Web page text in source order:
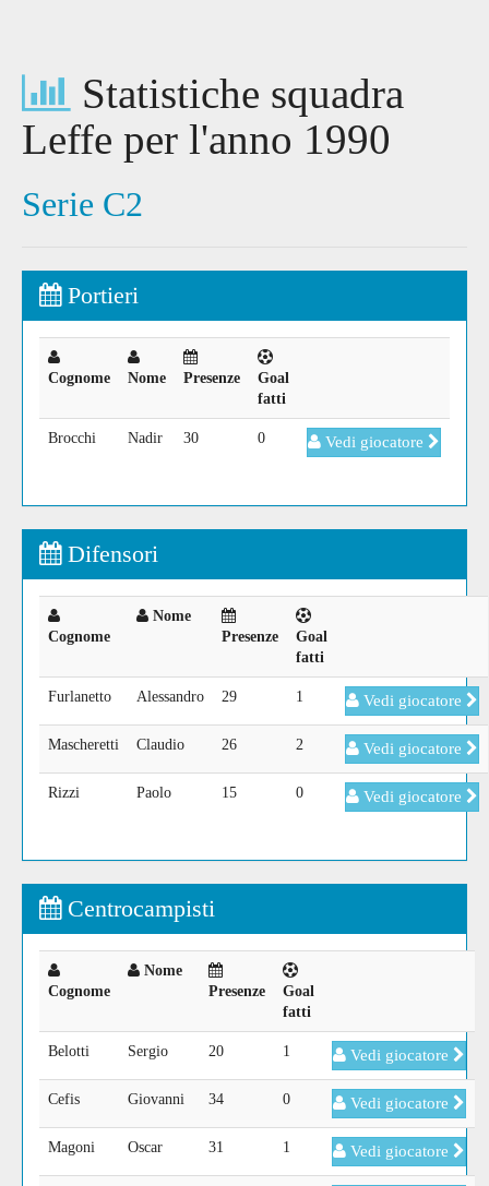
Statistiche squadra
Leffe per l'anno 1990
Serie C2
Portieri
Cognome Nome Presenze
Goal
fatti
Brocchi Nadir 30 0 Vedi giocatore
Difensori
Cognome
Nome
Presenze
Goal
fatti
Furlanetto Alessandro 29 1 Vedi giocatore
Mascheretti Claudio 26 2 Vedi giocatore
Rizzi Paolo 15 0 Vedi giocatore
Centrocampisti
Cognome
Nome
Presenze
Goal
fatti
Belotti Sergio 20 1 Vedi giocatore
Cefis Giovanni 34 0 Vedi giocatore
Magoni Oscar 31 1 Vedi giocatore